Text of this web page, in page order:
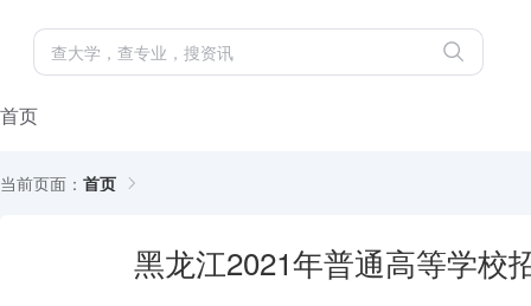
首页
当前页面： 首页
黑龙江2021年普通高等学校